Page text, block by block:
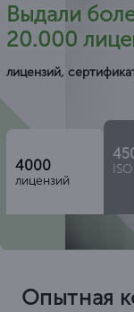
Выдали
20.000
лицензий,
4000
лицензий
ISO
Опытная